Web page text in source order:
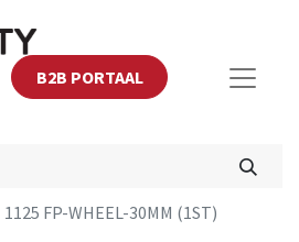
B2B PORTAAL
1125 FP-WHEEL-30MM (1ST)